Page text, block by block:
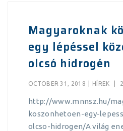
Magyaroknak
egy lépéssel
olcsó hidrogén
OCTOBER 31, 2018 HÍREK
http://www.mnnsz.hu/
koszonhetoen-egy-
olcso-hidrogen/A világ